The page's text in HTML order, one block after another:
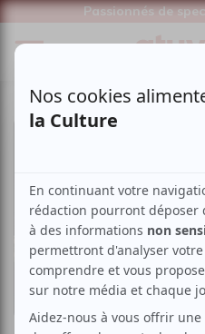
Passionnés de